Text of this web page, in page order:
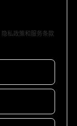
隐私政策和服务条款